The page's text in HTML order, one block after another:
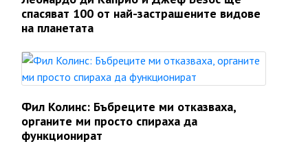
спасяват 100 от най-застрашените видове
на планетата
Фил Колинс: Бъбреците ми отказваха,
органите ми просто спираха да
функционират